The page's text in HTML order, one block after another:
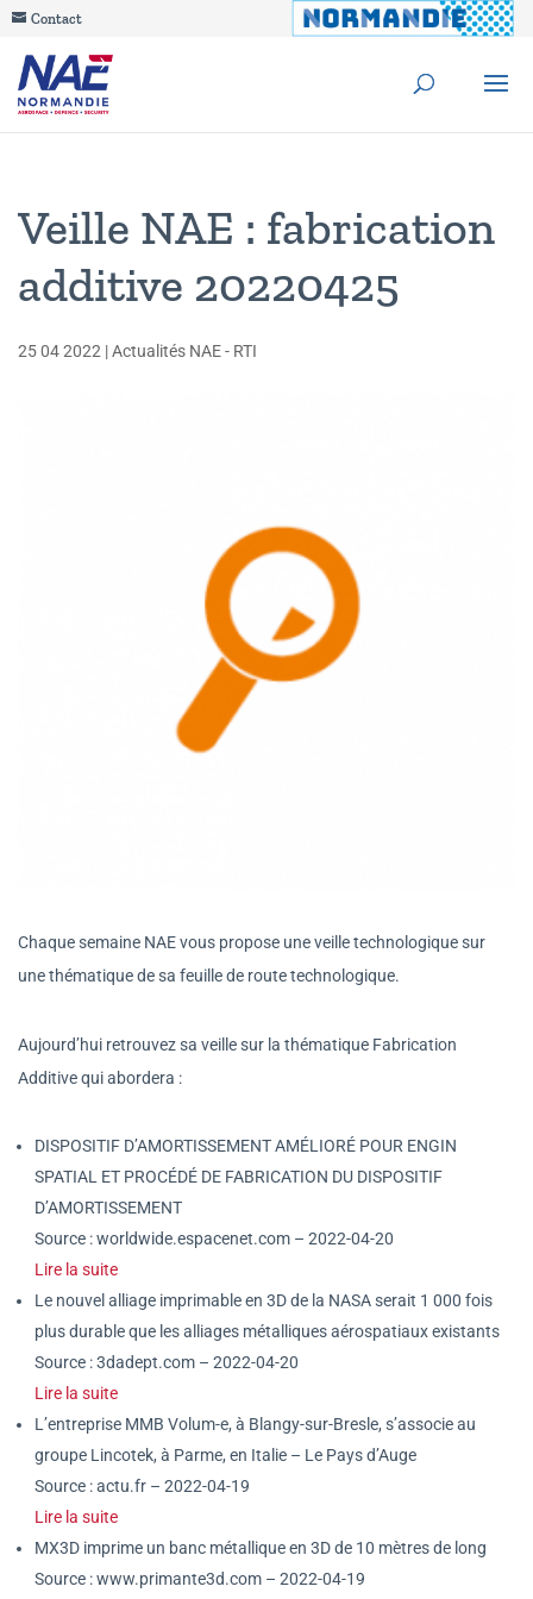
Contact
Veille NAE : fabrication
additive 20220425
25 04 2022 |Actualités NAE - RTI
Chaque semaine NAE vous propose une veille technologique sur
une thématique de sa feuille de route technologique.
Aujourd’hui retrouvez sa veille sur la thématique Fabrication
Additive qui abordera :
DISPOSITIF D’AMORTISSEMENT AMÉLIORÉ POUR ENGIN
SPATIAL ET PROCÉDÉ DE FABRICATION DU DISPOSITIF
D’AMORTISSEMENT
Source : worldwide.espacenet.com – 2022-04-20
Lire la suite
Le nouvel alliage imprimable en 3D de la NASA serait 1 000 fois
plus durable que les alliages métalliques aérospatiaux existants
Source : 3dadept.com – 2022-04-20
Lire la suite
L’entreprise MMB Volum-e, à Blangy-sur-Bresle, s’associe au
groupe Lincotek, à Parme, en Italie – Le Pays d’Auge
Source : actu.fr – 2022-04-19
Lire la suite
MX3D imprime un banc métallique en 3D de 10 mètres de long
Source : www.primante3d.com – 2022-04-19